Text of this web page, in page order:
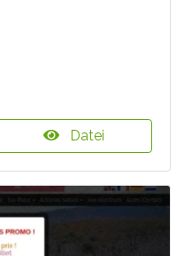
Datei